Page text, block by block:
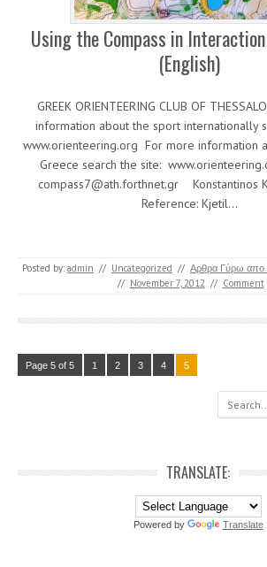
Using the Compass in
(English)
GREEK ORIENTEERING CLUB OF
information about the sport internationally
www.orienteering.org For more information
Greece search the site:
compass7@ath.forthnet.gr Konstantinos
Reference: Kjetil…
Posted by: admin // Uncategorized // Αρθρα Γύρω απο
// November 7, 2012 // Comment
Page 5 of 5 1 2 3 4 5
Search
TRANSLATE:
Powered by Translate